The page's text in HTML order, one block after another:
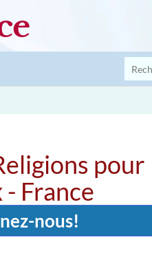
pour
- France
nous!